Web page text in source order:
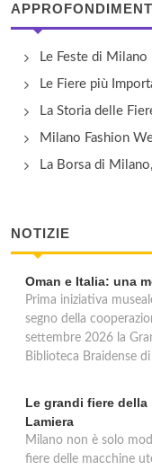
Le Feste di Milano
Le Fiere più
La Storia delle
Milano Fashion
La Borsa di
NOTIZIE
Oman e Italia: una
Prima iniziativa
segno della
settembre 2026 la
Biblioteca Braidense
Le grandi fiere della
Lamiera
Milano non è solo
fiere delle macchine